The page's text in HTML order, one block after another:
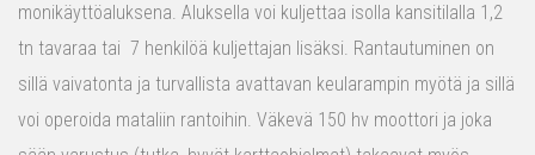
monikäyttöaluksena. Aluksella voi kuljettaa isolla kansitilalla 1,2
tn tavaraa tai 7 henkilöä kuljettajan lisäksi. Rantautuminen on
sillä vaivatonta ja turvallista avattavan keularampin myötä ja sillä
voi operoida mataliin rantoihin. Väkevä 150 hv moottori ja joka